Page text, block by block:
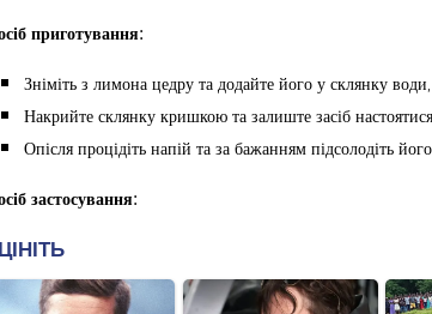
приготування:
Зніміть з лимона цедру та додайте його у склянку
Накрийте склянку кришкою та залиште засіб
Опісля процідіть напій та за бажанням підсолодіть
застосування: